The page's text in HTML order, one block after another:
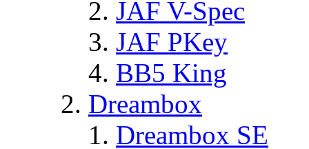
JAF V-Spec
JAF PKey
BB5 King
Dreambox
Dreambox SE